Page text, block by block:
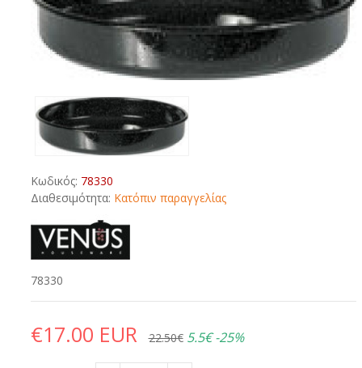
Κωδικός: 78330
Διαθεσιμότητα: Κατόπιν παραγγελίας
78330
€17.00 EUR 22.50€ 5.5€ -25%